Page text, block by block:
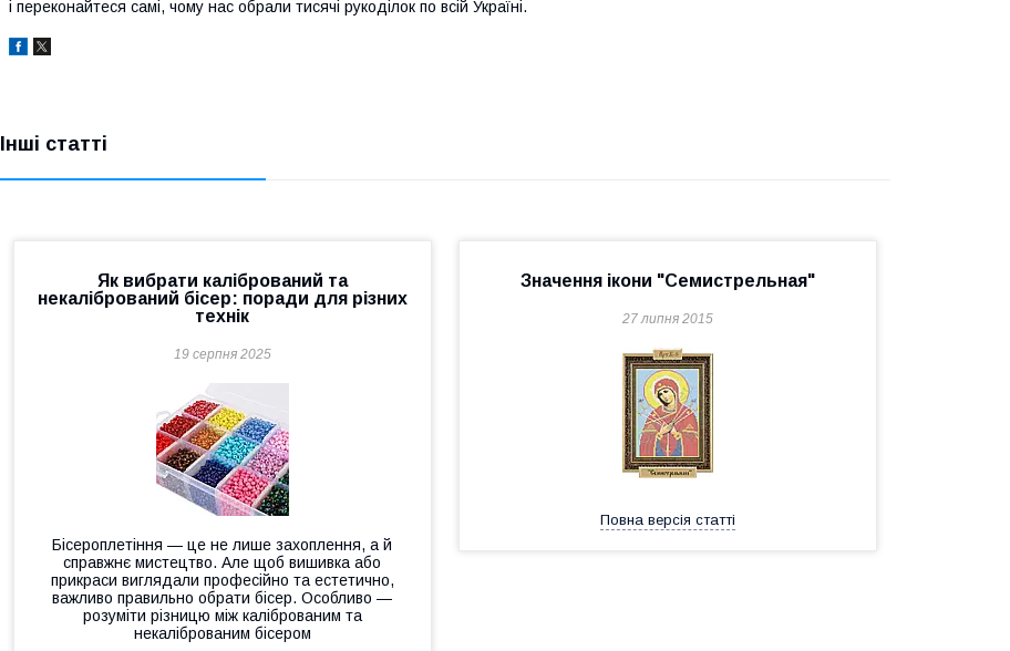
і переконайтеся самі, чому нас обрали тисячі рукоділок по всій Україні.
Інші статті
Як вибрати калібрований та
некалібрований бісер: поради для різних
технік
19 серпня 2025
Бісероплетіння — це не лише захоплення, а й
справжнє мистецтво. Але щоб вишивка або
прикраси виглядали професійно та естетично,
важливо правильно обрати бісер. Особливо —
розуміти різницю між каліброваним та
некаліброваним бісером
Значення ікони "Семистрельная"
27 липня 2015
Повна версія статті